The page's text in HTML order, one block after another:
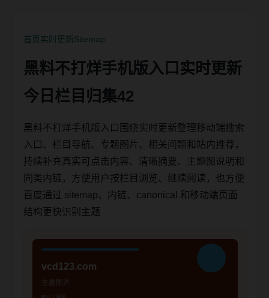
首页实时更新Sitemap
黑料不打烊手机版入口实时更新
今日栏目归集42
黑料不打烊手机版入口围绕实时更新整理移动端搜索
入口、栏目导航、专题图片、相关问题和站内推荐，
持续补充真实可点击内容、清晰摘要、主题图说明和
同类内链，方便用户按栏目浏览、继续阅读，也方便
百度通过 sitemap、内链、canonical 和移动端页面
结构更快识别主题